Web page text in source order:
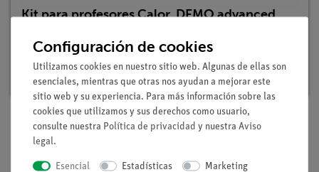
Kit para profesores Calor, DEMO advanced
Nº de artículo: 15530-88 | Tipo: Set
Plazo de entrega: 3-4 semanas
Volumen de suministro
Configuración de cookies
Utilizamos cookies en nuestro sitio web. Algunas de ellas son
esenciales, mientras que otras nos ayudan a mejorar este
sitio web y su experiencia. Para más información sobre las
cookies que utilizamos y sus derechos como usuario,
consulte nuestra Política de privacidad y nuestra Aviso
legal.
Esencial Estadísticas Marketing